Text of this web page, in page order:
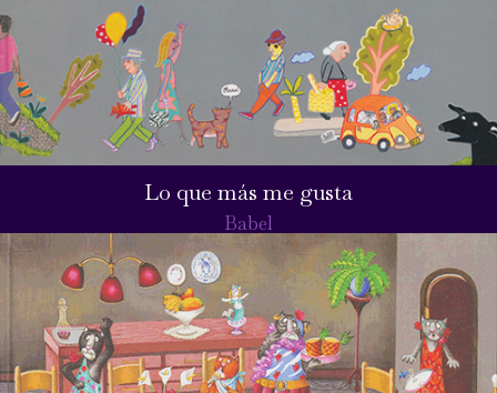
Lo que más me gusta
Babel